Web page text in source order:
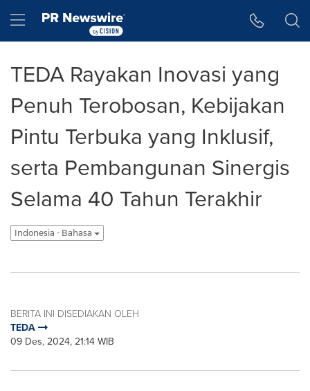
Hamburger menu
TEDA Rayakan Inovasi yang
Penuh Terobosan, Kebijakan
Pintu Terbuka yang Inklusif,
serta Pembangunan Sinergis
Selama 40 Tahun Terakhir
Indonesia - Bahasa
BERITA INI DISEDIAKAN OLEH
TEDA
09 Des, 2024, 21:14 WIB